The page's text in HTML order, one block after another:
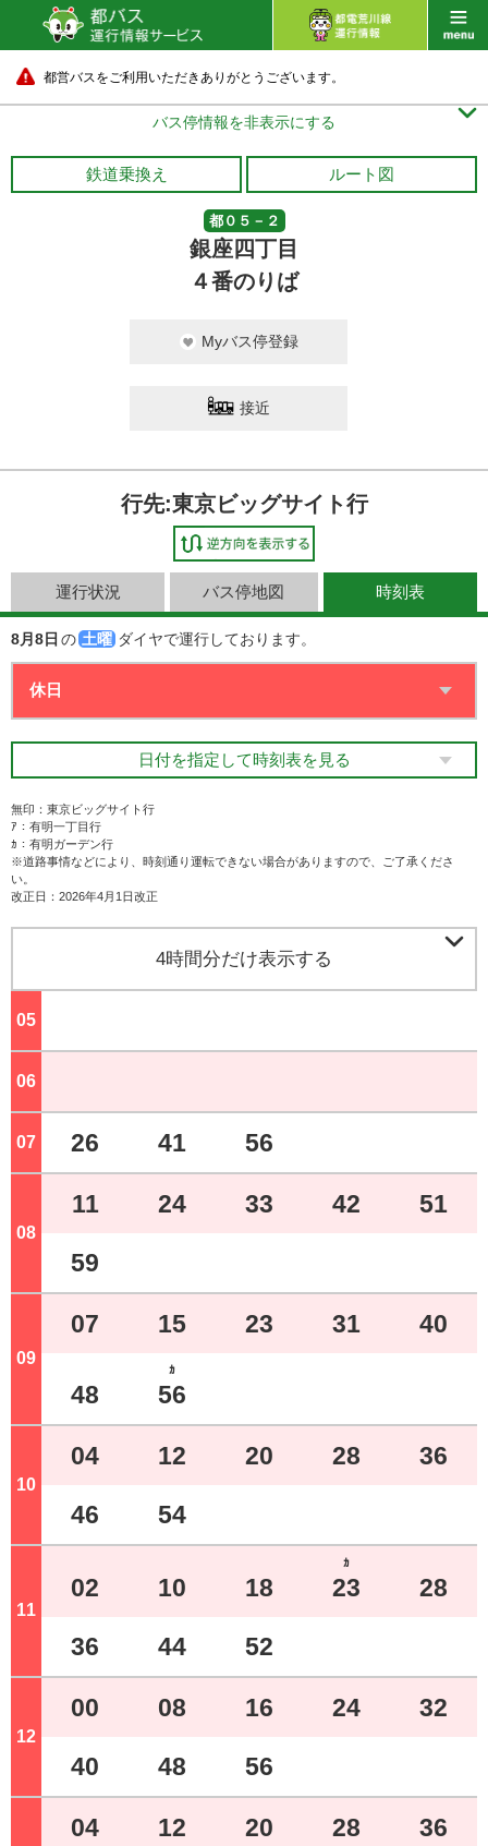
都営バスをご利用いただきありがとうございます。
バス停情報を非表示にする 
鉄道乗換え ルート図
都０５－２
銀座四丁目
４番のりば
Myバス停登録
接近
行先:東京ビッグサイト行
運行状況 バス停地図 時刻表
8月8日 の 土曜 ダイヤで運行しております。
日付を指定して時刻表を見る
無印：東京ビッグサイト行
ｱ：有明一丁目行
ｶ：有明ガーデン行
※道路事情などにより、時刻通り運転できない場合がありますので、ご了承くださ
い。
改正日：2026年4月1日改正
4時間分だけ表示する 
05
06
07 26 41 56
08
11 24 33 42 51
59
09
07 15 23 31 40
48
ｶ
56
10
04 12 20 28 36
46 54
11
02 10 18
ｶ
23 28
36 44 52
12
00 08 16 24 32
40 48 56
04 12 20 28 36